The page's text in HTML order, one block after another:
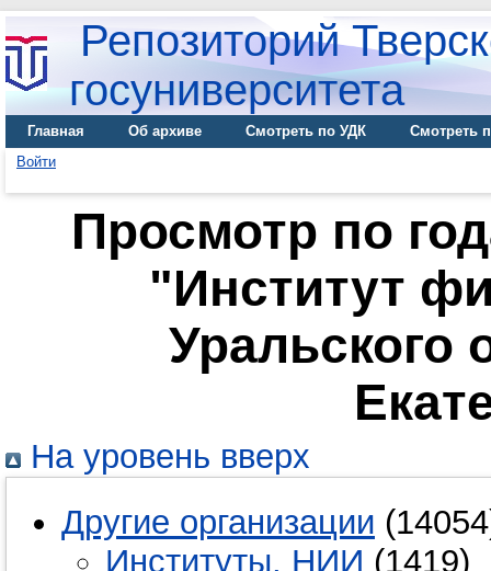
Репозиторий
госуниверситета
Главная Об архиве Смотреть по УДК
Смотреть
Войти
Просмотр по
"Институт
Уральского
На уровень вверх
Другие организации
Институты, НИИ (1419)